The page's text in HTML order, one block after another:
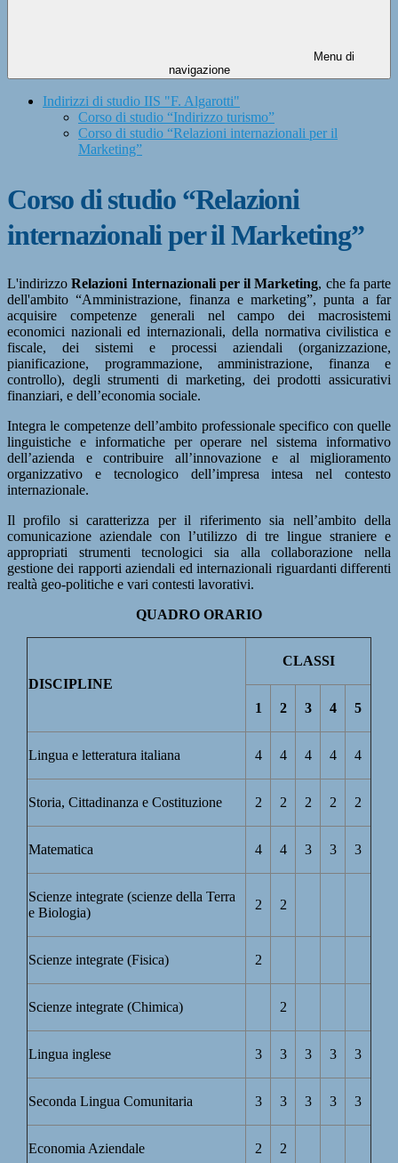
Menu di
navigazione
Indirizzi di studio IIS "F. Algarotti"
Corso di studio “Indirizzo turismo”
Corso di studio “Relazioni internazionali per il
Marketing”
Corso di studio “Relazioni
internazionali per il Marketing”
L'indirizzoRelazioni Internazionali per il Marketing, che fa parte
dell'ambito “Amministrazione, finanza e marketing”, punta a far
acquisire competenze generali nel campo dei macrosistemi
economici nazionali ed internazionali, della normativa civilistica e
fiscale, dei sistemi e processi aziendali (organizzazione,
pianificazione, programmazione, amministrazione, finanza e
controllo), degli strumenti di marketing, dei prodotti assicurativi
finanziari, e dell’economia sociale.
Integra le competenze dell’ambito professionale specifico con quelle
linguistiche e informatiche per operare nel sistema informativo
dell’azienda e contribuire all’innovazione e al miglioramento
organizzativo e tecnologico dell’impresa intesa nel contesto
internazionale.
Il profilo si caratterizza per il riferimento sia nell’ambito della
comunicazione aziendale con l’utilizzo di tre lingue straniere e
appropriati strumenti tecnologici sia alla collaborazione nella
gestione dei rapporti aziendali ed internazionali riguardanti differenti
realtà geo-politiche e vari contesti lavorativi.
QUADRO ORARIO
DISCIPLINE
CLASSI
1 2 3 4 5
Lingua e letteratura italiana 4 4 4 4 4
Storia, Cittadinanza e Costituzione 2 2 2 2 2
Matematica 4 4 3 3 3
Scienze integrate (scienze della Terra
e Biologia)
2 2
Scienze integrate (Fisica) 2
Scienze integrate (Chimica) 2
Lingua inglese 3 3 3 3 3
Seconda Lingua Comunitaria 3 3 3 3 3
Economia Aziendale 2 2